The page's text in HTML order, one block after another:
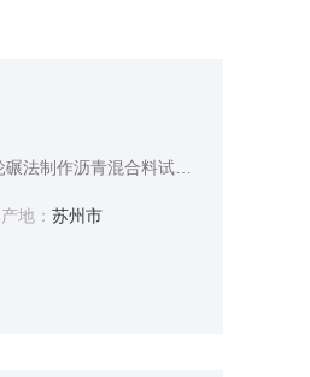
产地：苏州市